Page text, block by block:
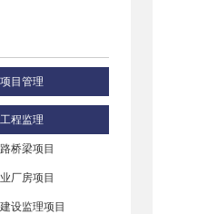
项目管理
工程监理
桥梁项目
厂房项目
设监理项目